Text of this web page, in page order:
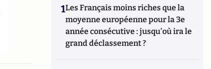
1Les Français moins riches que la
moyenne européenne pour la 3e
année consécutive : jusqu'où ira le
grand déclassement ?